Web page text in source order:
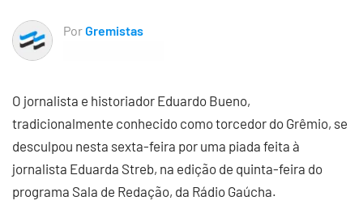
PorGremistas
O jornalista e historiador Eduardo Bueno,
tradicionalmente conhecido como torcedor do Grêmio, se
desculpou nesta sexta-feira por uma piada feita à
jornalista Eduarda Streb, na edição de quinta-feira do
programa Sala de Redação, da Rádio Gaúcha.